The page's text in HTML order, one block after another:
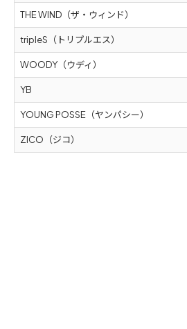
THE WIND（ザ・ウィンド）
tripleS（トリプルエス）
WOODY（ウディ）
YB
YOUNG POSSE（ヤンパシー）
ZICO（ジコ）